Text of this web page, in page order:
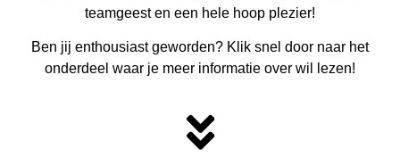
teamgeest en een hele hoop plezier!
Ben jij enthousiast geworden? Klik snel door naar het
onderdeel waar je meer informatie over wil lezen!